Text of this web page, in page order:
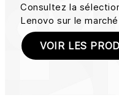
Consultez la
Lenovo sur le
VOIR LES